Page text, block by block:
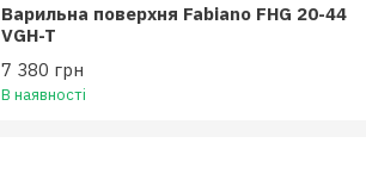
Варильна поверхня Fabiano FHG 20-44
VGH-T
7 380 грн
В наявності